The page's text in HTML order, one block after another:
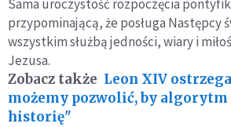
Sama uroczystość rozpoczęcia
przypominającą, że posługa Następcy
wszystkim służbą jedności, wiary i
Jezusa.
Zobacz także Leon XIV
możemy pozwolić, by algorytm
historię"